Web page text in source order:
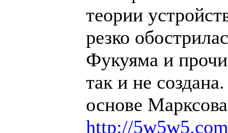
теории
резко
Фукуяма и
так и не
основе
http://5w5w5.com